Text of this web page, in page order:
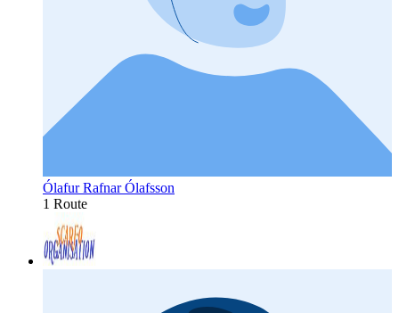
Ólafur Rafnar Ólafsson
1 Route